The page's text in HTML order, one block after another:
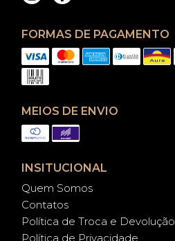
FORMAS DE PAGAMENTO
MEIOS DE ENVIO
INSITUCIONAL
Quem Somos
Contatos
Política de Troca e Devolução
Política de Privacidade